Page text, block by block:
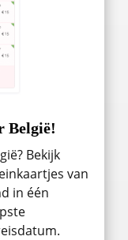
België!
Bekijk
van
in één